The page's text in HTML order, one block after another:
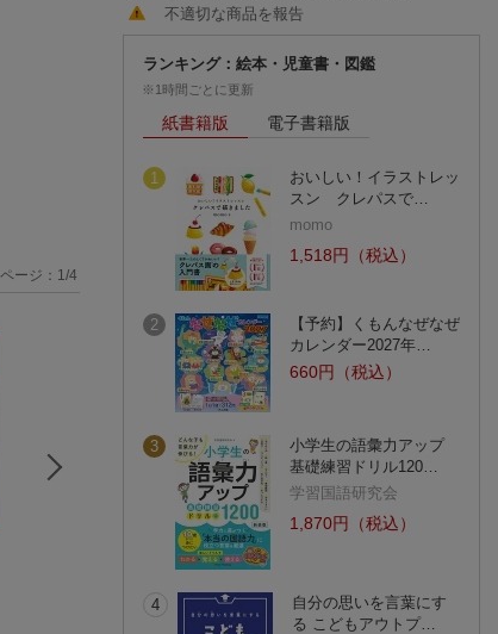
くろすけのかくれん
ぼ
ひらおかなみ
ページ： 1 /4
不適切な商品を報告
ランキング：絵本・児童書・図鑑
※1時間ごとに更新
紙書籍版 電子書籍版
1
おいしい！イラストレッ
スン クレパスで…
momo
1,518円（税込）
2
【予約】くもんなぜなぜ
カレンダー2027年…
660円（税込）
3
小学生の語彙力アップ
基礎練習ドリル120…
学習国語研究会
1,870円（税込）
4
自分の思いを言葉にす
る こどもアウトプ…